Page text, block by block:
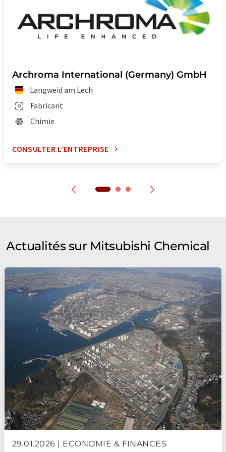
Archroma International (Germany) GmbH
Langweid am Lech
Fabricant
Chimie
CONSULTER L’ENTREPRISE
Actualités sur Mitsubishi Chemical
29.01.2026 | ECONOMIE & FINANCES